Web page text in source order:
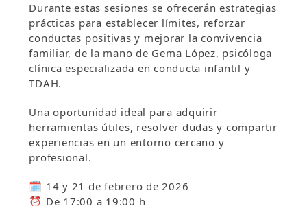
Durante estas sesiones se ofrecerán estrategias
prácticas para establecer límites, reforzar
conductas positivas y mejorar la convivencia
familiar, de la mano de Gema López, psicóloga
clínica especializada en conducta infantil y
TDAH.
Una oportunidad ideal para adquirir
herramientas útiles, resolver dudas y compartir
experiencias en un entorno cercano y
profesional.
🗓 14 y 21 de febrero de 2026
⏰ De 17:00 a 19:00 h